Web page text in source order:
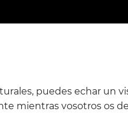
puedes echar un
mientras vosotros os